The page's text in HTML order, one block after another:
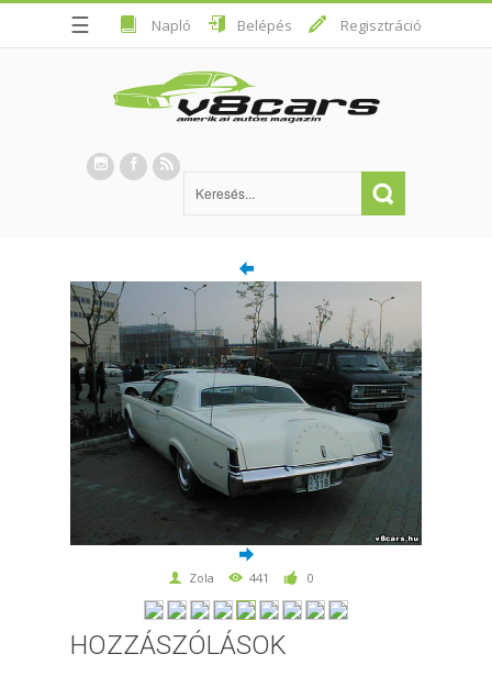
☰ Napló Belépés Regisztráció
Zola 441 0
HOZZÁSZÓLÁSOK